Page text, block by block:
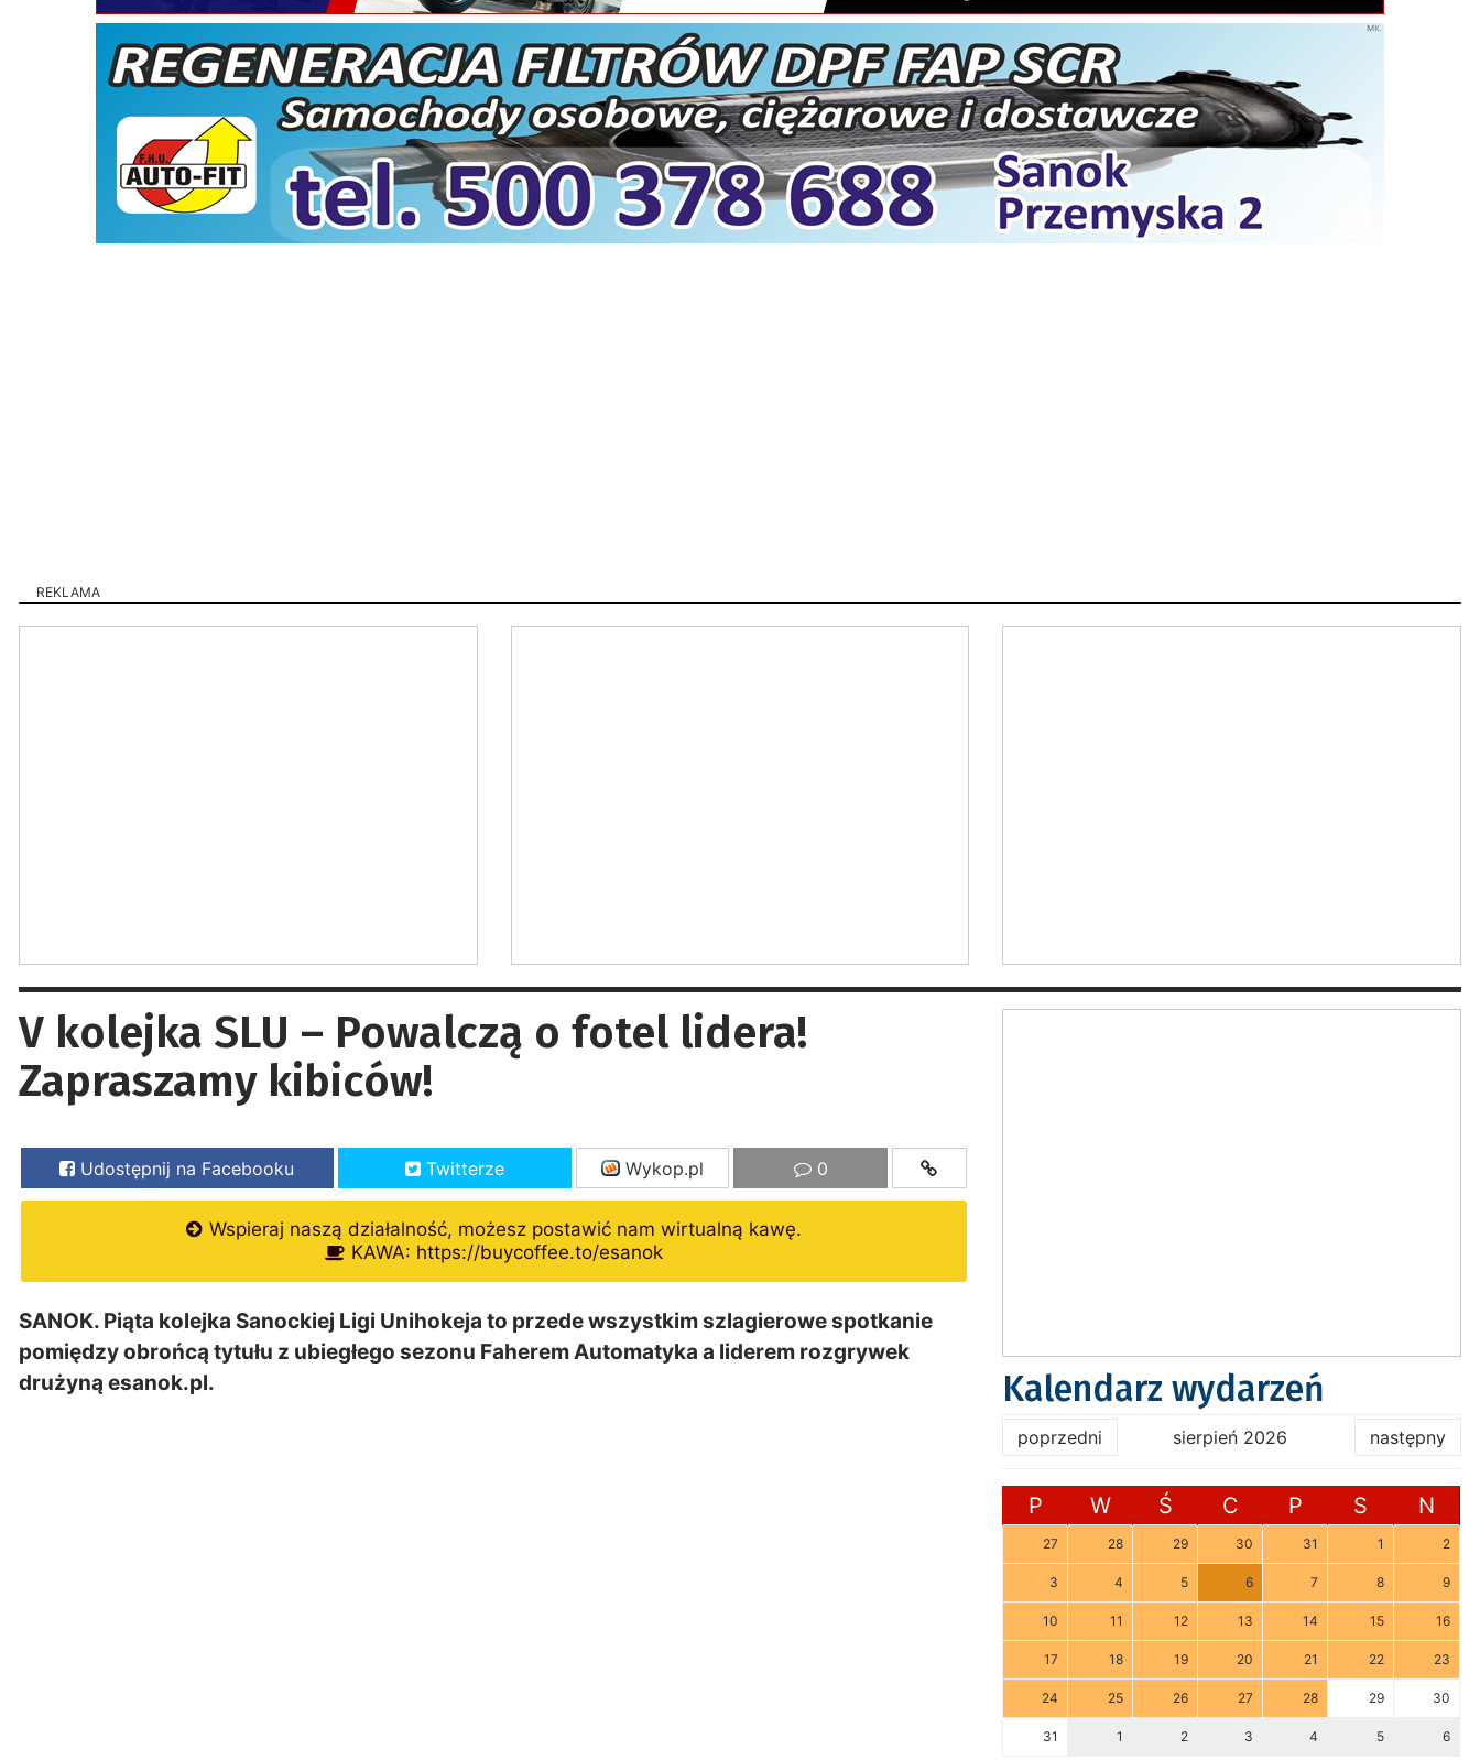
REKLAMA
V kolejka SLU – Powalczą o fotel lidera!
Zapraszamy kibiców!
Udostępnij na Facebooku Twitterze Wykop.pl 0
Wspieraj naszą działalność, możesz postawić nam wirtualną kawę.
KAWA: https://buycoffee.to/esanok
SANOK. Piąta kolejka Sanockiej Ligi Unihokeja to przede wszystkim szlagierowe spotkanie
pomiędzy obrońcą tytułu z ubiegłego sezonu Faherem Automatyka a liderem rozgrywek
drużyną esanok.pl.
Kalendarz wydarzeń
poprzedni sierpień 2026 następny
P W Ś C P S N
27 28 29 30 31 1 2
3 4 5 6 7 8 9
10 11 12 13 14 15 16
17 18 19 20 21 22 23
24 25 26 27 28 29 30
31 1 2 3 4 5 6